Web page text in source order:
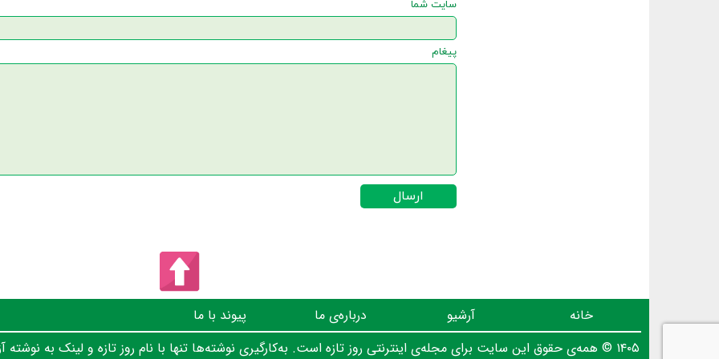
سایت شما
پیغام
ارسال
۱۴۰۵ © همه‌ی حقوق این سایت برای مجله‌ی اینترنتی روز تازه است. به‌کارگیری نوشته‌ها تنها با نام روز تازه و لینک به نوشته
خانه آرشیو درباره‌ی ما پیوند با ما